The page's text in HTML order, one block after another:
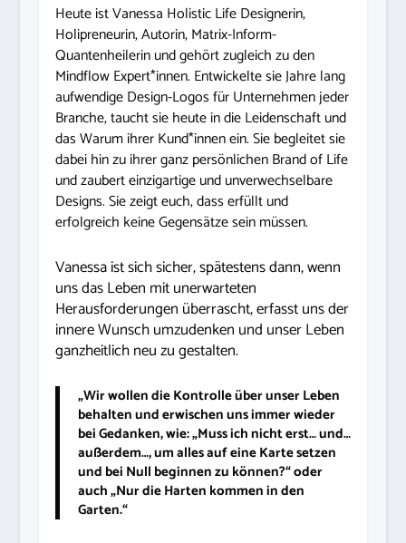
Heute ist Vanessa Holistic Life Designerin,
Holipreneurin, Autorin, Matrix-Inform-
Quantenheilerin und gehört zugleich zu den
Mindflow Expert*innen. Entwickelte sie Jahre lang
aufwendige Design-Logos für Unternehmen jeder
Branche, taucht sie heute in die Leidenschaft und
das Warum ihrer Kund*innen ein. Sie begleitet sie
dabei hin zu ihrer ganz persönlichen Brand of Life
und zaubert einzigartige und unverwechselbare
Designs.Sie zeigt euch, dass erfüllt und
erfolgreich keine Gegensätze sein müssen.
Vanessa ist sich sicher, spätestens dann, wenn
uns das Leben mit unerwarteten
Herausforderungen überrascht, erfasst uns der
innere Wunsch umzudenken und unser Leben
ganzheitlich neu zu gestalten.
„Wir wollen die Kontrolle über unser Leben
behalten und erwischen uns immer wieder
bei Gedanken, wie: „Muss ich nicht erst… und…
außerdem…, um alles auf eine Karte setzen
und bei Null beginnen zu können?“ oder
auch „Nur die Harten kommen in den
Garten.“